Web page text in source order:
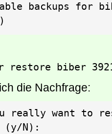
backups for
restore biber
die Nachfrage:
really want to
(y/N):